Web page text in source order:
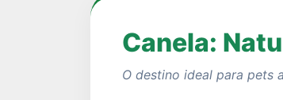
Canela:
O destino ideal para pets